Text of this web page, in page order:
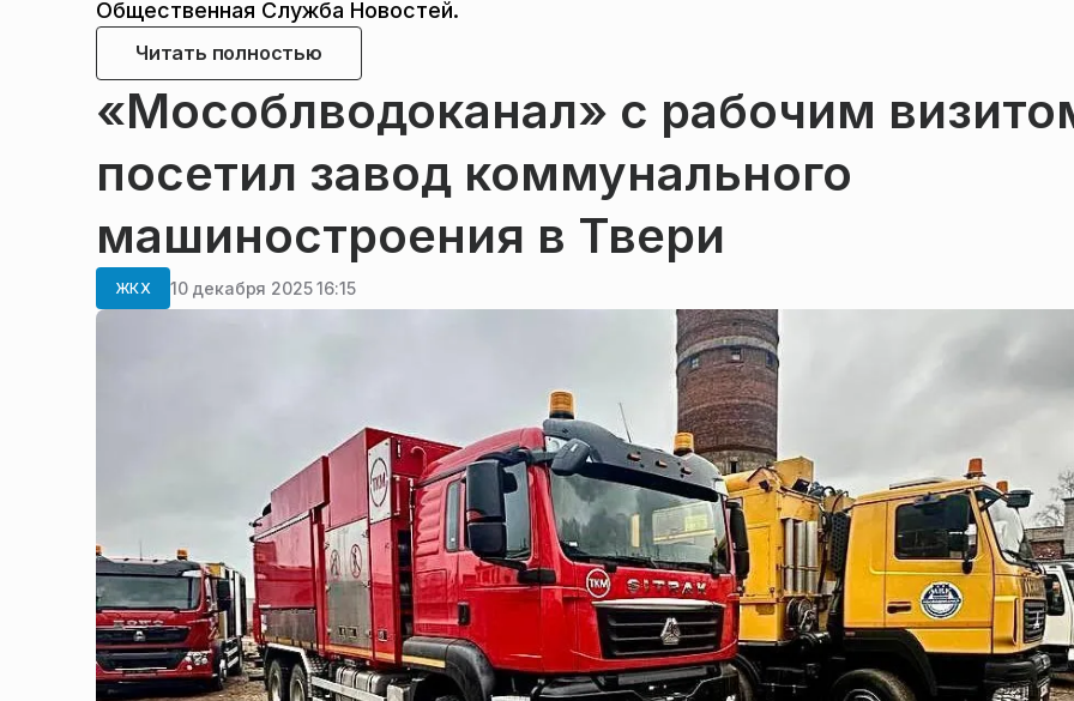
Общественная Служба Новостей.
Читать полностью
«Мособлводоканал» с рабочим
посетил завод коммунального
машиностроения в Твери
ЖКХ 10 декабря 2025 16:15